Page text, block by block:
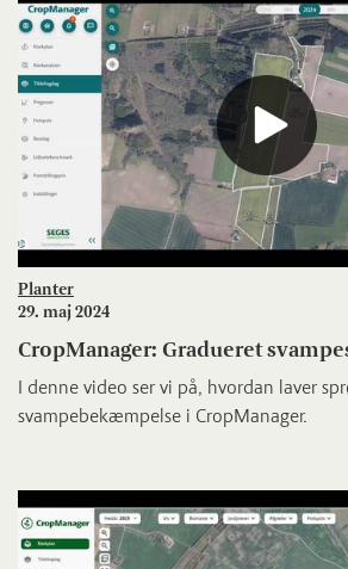
Planter
29. maj 2024
CropManager: Gradueret
I denne video ser vi på, hvordan laver
svampebekæmpelse i CropManager.